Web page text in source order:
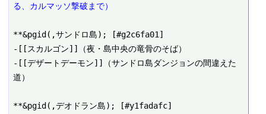
る、カルマッソ撃破まで）
**&pgid(,サンドロ島); [#g2c6fa01]
-[[スカルゴン]]（夜・島中央の竜骨のそば）
-[[デザートデーモン]]（サンドロ島ダンジョンの間違えた
道）
**&pgid(,デオドラン島); [#y1fadafc]